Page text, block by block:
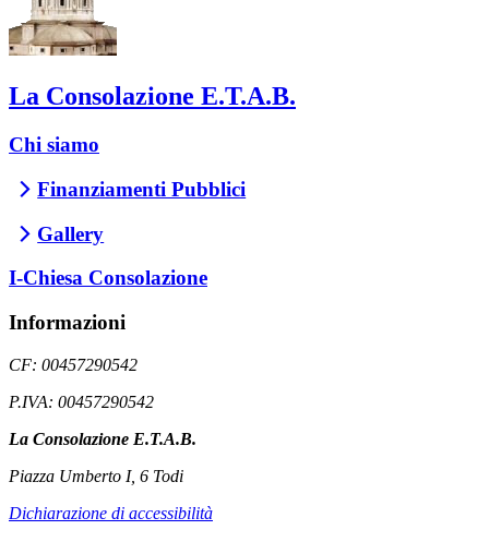
La Consolazione E.T.A.B.
Chi siamo
Finanziamenti Pubblici
Gallery
I-Chiesa Consolazione
Informazioni
CF: 00457290542
P.IVA: 00457290542
La Consolazione E.T.A.B.
Piazza Umberto I, 6 Todi
Dichiarazione di accessibilità